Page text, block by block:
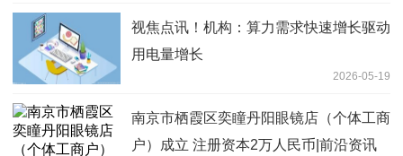
视焦点讯！机构：算力需求快速增长驱动
用电量增长
2026-05-19
南京市栖霞区奕瞳丹阳眼镜店（个体工商
户）成立 注册资本2万人民币|前沿资讯